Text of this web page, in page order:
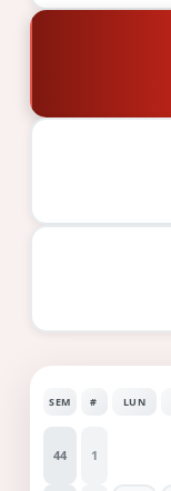
SEM # LUN
44 1